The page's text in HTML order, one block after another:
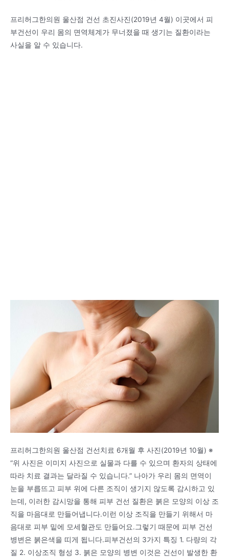
프리허그한의원 울산점 건선 초진사진(2019년 4월) 이곳에서 피
부건선이 우리 몸의 면역체계가 무너졌을 때 생기는 질환이라는
사실을 알 수 있습니다.
프리허그한의원 울산점 건선치료 6개월 후 사진(2019년 10월) ※
“위 사진은 이미지 사진으로 실물과 다를 수 있으며 환자의 상태에
따라 치료 결과는 달라질 수 있습니다.” 나아가 우리 몸의 면역이
눈을 부릅뜨고 피부 위에 다른 조직이 생기지 않도록 감시하고 있
는데, 이러한 감시망을 통해 피부 건선 질환은 붉은 모양의 이상 조
직을 마음대로 만들어냅니다.이런 이상 조직을 만들기 위해서 마
음대로 피부 밑에 모세혈관도 만들어요.그렇기 때문에 피부 건선
병변은 붉은색을 띠게 됩니다.피부건선의 3가지 특징 1. 다량의 각
질 2. 이상조직 형성 3. 붉은 모양의 병변 이것은 건선이 발생한 환